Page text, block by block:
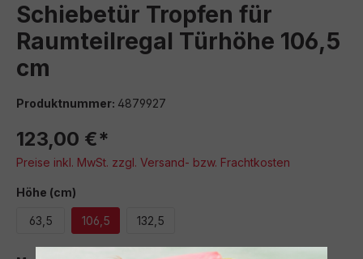
Schiebetür Tropfen für
Raumteilregal Türhöhe 106,5
cm
Produktnummer: 4879927
123,00 €*
Preise inkl. MwSt. zzgl. Versand- bzw. Frachtkosten
Höhe (cm)
63,5 106,5 132,5